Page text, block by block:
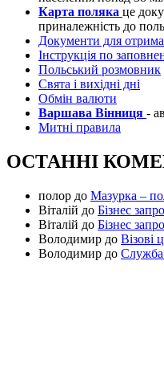
Карта поляка це
приналежність до
Документи для
Інструкція по
Польський розмовник
Свята і вихідні дні
Обмін валюти
Варшава Вінниця -
Митні правила
ОСТАННІ
полор до Мазурка –
Віталій до Бізнес
Віталій до Бізнес
Володимир до Візові
Володимир до Служба